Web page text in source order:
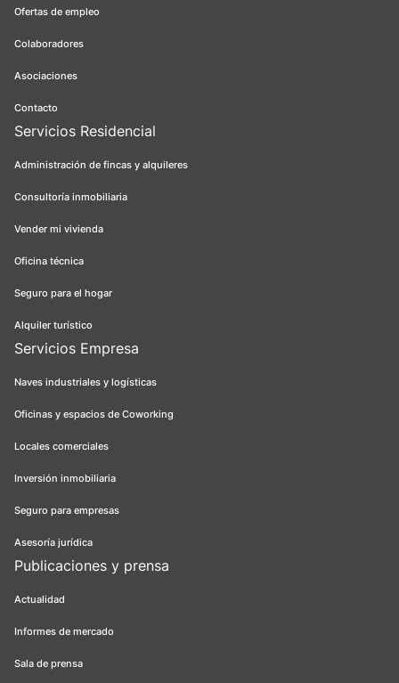
Ofertas de empleo
Colaboradores
Asociaciones
Contacto
Servicios Residencial
Administración de fincas y alquileres
Consultoría inmobiliaria
Vender mi vivienda
Oficina técnica
Seguro para el hogar
Alquiler turístico
Servicios Empresa
Naves industriales y logísticas
Oficinas y espacios de Coworking
Locales comerciales
Inversión inmobiliaria
Seguro para empresas
Asesoría jurídica
Publicaciones y prensa
Actualidad
Informes de mercado
Sala de prensa